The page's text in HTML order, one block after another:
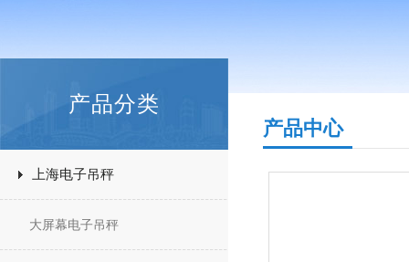
产品分类
上海电子吊秤
大屏幕电子吊秤
产品中心